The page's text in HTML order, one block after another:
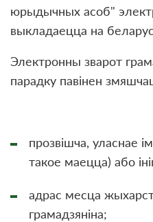
юрыдычных асоб"
выкладаецца на
Электронны зварот
парадку павінен
прозвішча, уласнае
такое маецца) або
адрас месца
грамадзяніна;